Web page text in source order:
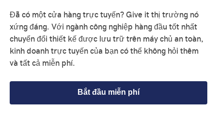
Đã có một cửa hàng trực tuyến? Give it thị trường nó
xứng đáng. Với ngành công nghiệp hàng đầu tốt nhất
chuyển đổi thiết kế được lưu trữ trên máy chủ an toàn,
kinh doanh trực tuyến của bạn có thể không hỏi thêm
và tất cả miễn phí.
Bắt đầu miễn phí